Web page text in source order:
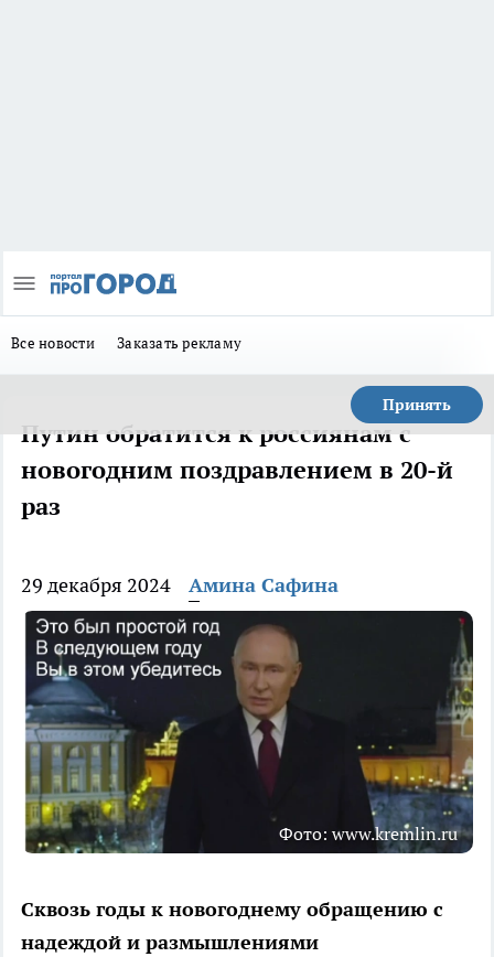
Все новости Заказать рекламу
Принять
Путин обратится к россиянам с
новогодним поздравлением в 20-й
раз
29 декабря 2024 Амина Сафина
Фото: www.kremlin.ru
Сквозь годы к новогоднему обращению с
надеждой и размышлениями